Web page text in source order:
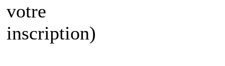
votre
inscription)